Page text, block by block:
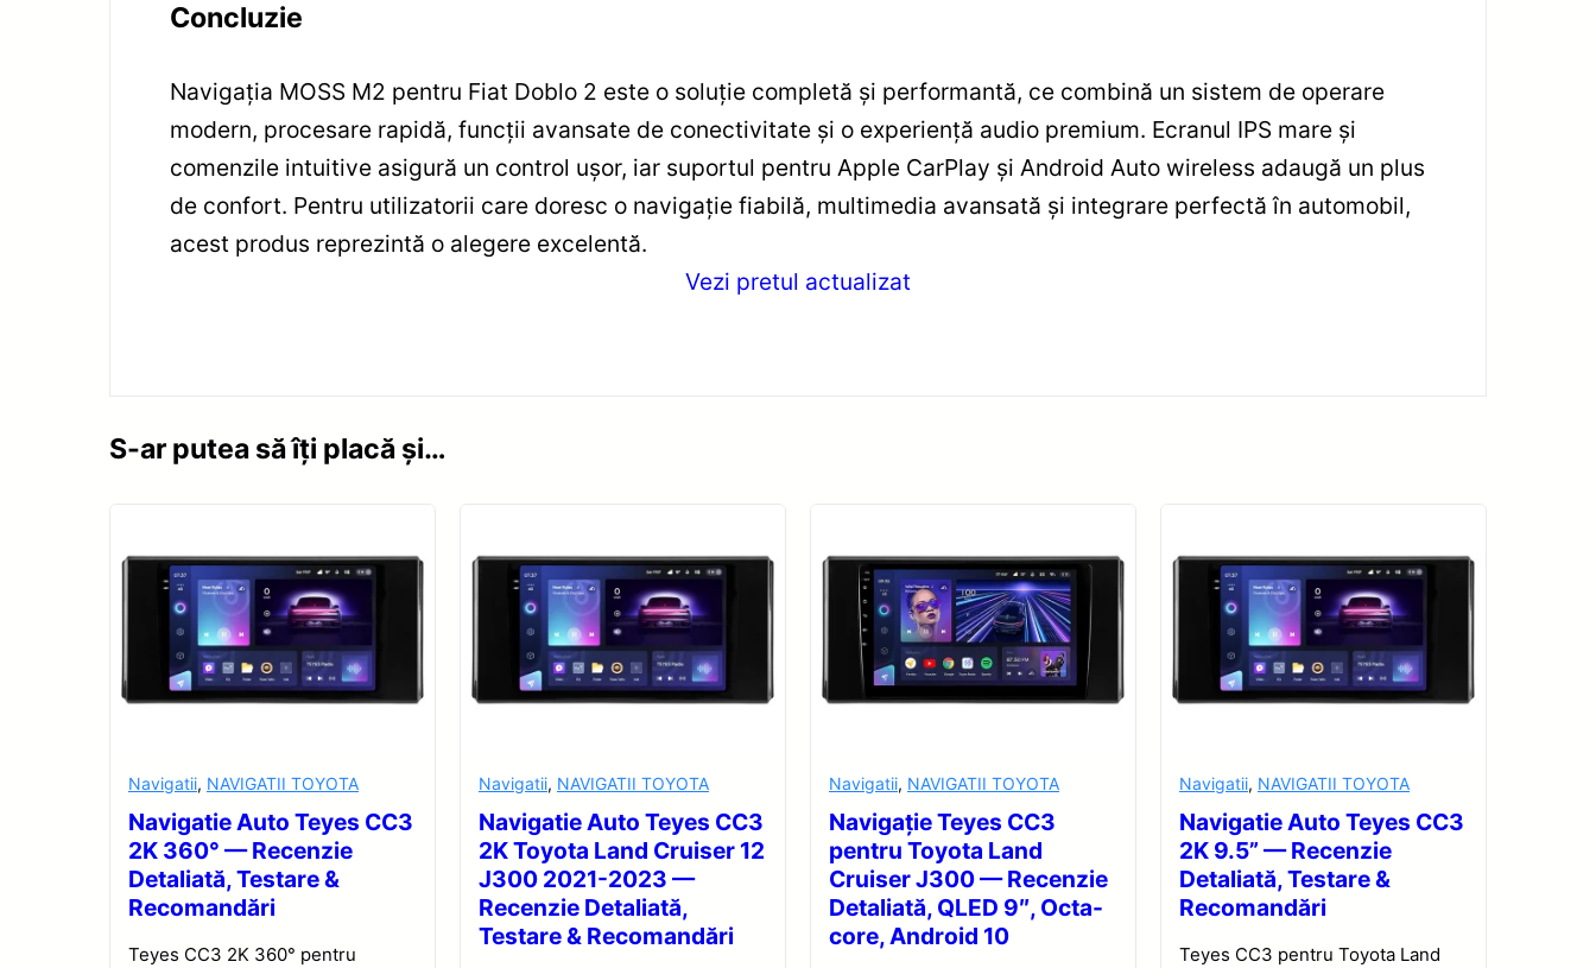
Concluzie
Navigația MOSS M2 pentru Fiat Doblo 2 este o soluție completă și performantă, ce combină un sistem de operare
modern, procesare rapidă, funcții avansate de conectivitate și o experiență audio premium. Ecranul IPS mare și
comenzile intuitive asigură un control ușor, iar suportul pentru Apple CarPlay și Android Auto wireless adaugă un plus
de confort. Pentru utilizatorii care doresc o navigație fiabilă, multimedia avansată și integrare perfectă în automobil,
acest produs reprezintă o alegere excelentă.
Vezi pretul actualizat
S-ar putea să îți placă și…
Navigatii, NAVIGATII TOYOTA
Navigatie Auto Teyes CC3
2K 360° — Recenzie
Detaliată, Testare &
Recomandări
Teyes CC3 2K 360° pentru
Navigatii, NAVIGATII TOYOTA
Navigatie Auto Teyes CC3
2K Toyota Land Cruiser 12
J300 2021-2023 —
Recenzie Detaliată,
Testare & Recomandări
Navigatii, NAVIGATII TOYOTA
Navigație Teyes CC3
pentru Toyota Land
Cruiser J300 — Recenzie
Detaliată, QLED 9″, Octa-
core, Android 10
Navigatii, NAVIGATII TOYOTA
Navigatie Auto Teyes CC3
2K 9.5” — Recenzie
Detaliată, Testare &
Recomandări
Teyes CC3 pentru Toyota Land